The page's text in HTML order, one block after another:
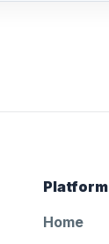
Platform
Home